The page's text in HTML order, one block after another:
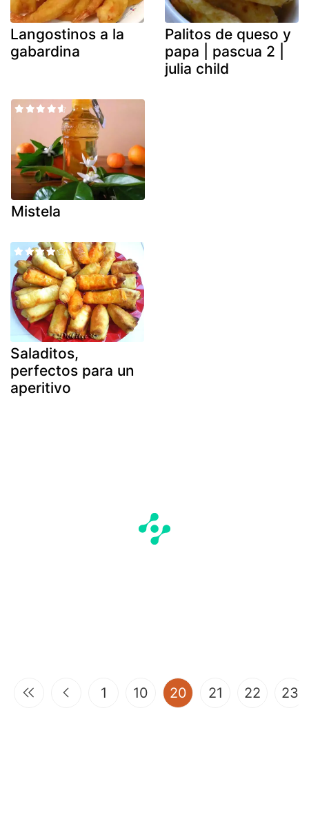
Langostinos a la
gabardina
Palitos de queso y
papa | pascua 2 |
julia child
Mistela
Saladitos,
perfectos para un
aperitivo
1 10 20(current)
21 22 23